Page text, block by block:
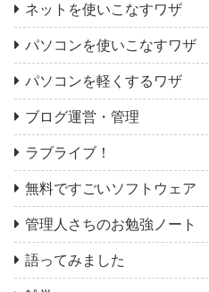
ネットを使いこなすワザ
パソコンを使いこなすワザ
パソコンを軽くするワザ
ブログ運営・管理
ラブライブ！
無料ですごいソフトウェア
管理人さちのお勉強ノート
語ってみました